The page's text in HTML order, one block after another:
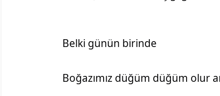
Belki günün birinde
Boğazımız düğüm düğüm olur